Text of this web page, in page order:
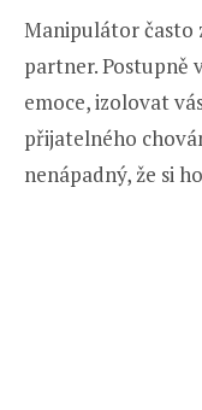
Manipulátor často
partner. Postupně
emoce, izolovat
přijatelného
nenápadný, že si